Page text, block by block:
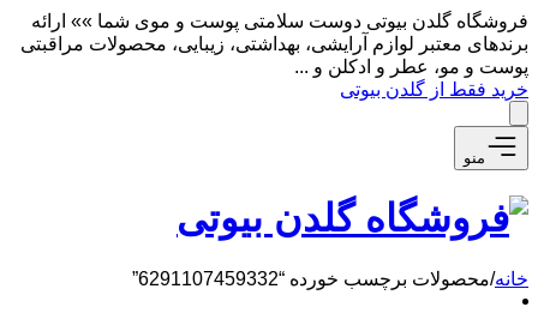
فروشگاه گلدن بیوتی دوست سلامتی پوست و موی شما »» ارائه
برندهای معتبر لوازم آرایشی، بهداشتی، زیبایی، محصولات مراقبتی
پوست و مو، عطر و ادکلن و ...
خرید فقط از گلدن بیوتی
منو
خانه/محصولات برچسب خورده “6291107459332”